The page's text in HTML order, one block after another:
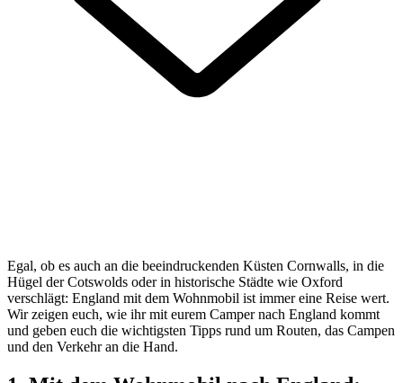
Egal, ob es auch an die beeindruckenden Küsten Cornwalls, in die
Hügel der Cotswolds oder in historische Städte wie Oxford
verschlägt: England mit dem Wohnmobil ist immer eine Reise wert.
Wir zeigen euch, wie ihr mit eurem Camper nach England kommt
und geben euch die wichtigsten Tipps rund um Routen, das Campen
und den Verkehr an die Hand.